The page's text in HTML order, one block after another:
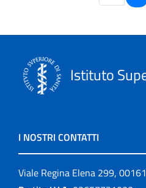
Istituto
I NOSTRI CONTATTI
Viale Regina Elena 299,